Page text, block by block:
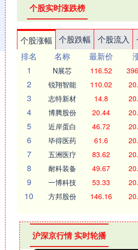
个股实时涨跌榜
个股涨幅 个股跌幅 个股流入
排名
名称 最新价
1
N展芯 116.52
2 锐翔智能 110.02
3 志特新材 14.8
4 博腾股份 20.44
5 近岸蛋白 46.72
6 毕得医药 61.6
7 五洲医疗 83.62
8 耐科装备 49.67
9 一博科技 53.33
10 方邦股份 146.16
沪深京行情 实时轮播